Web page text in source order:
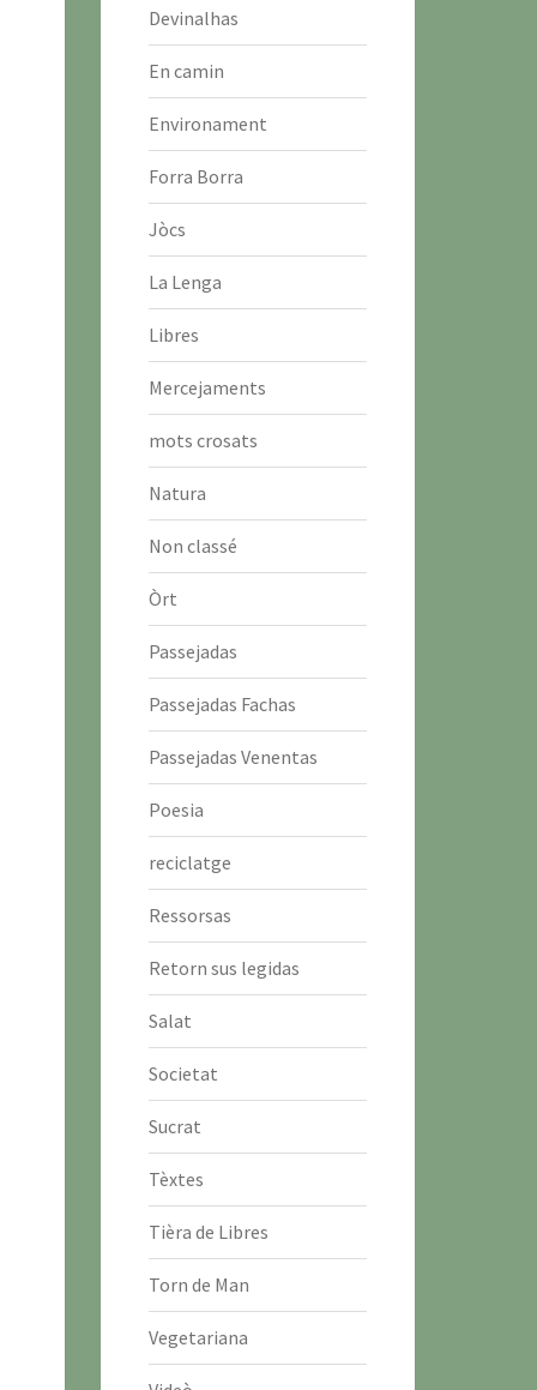
Devinalhas
En camin
Environament
Forra Borra
Jòcs
La Lenga
Libres
Mercejaments
mots crosats
Natura
Non classé
Òrt
Passejadas
Passejadas Fachas
Passejadas Venentas
Poesia
reciclatge
Ressorsas
Retorn sus legidas
Salat
Societat
Sucrat
Tèxtes
Tièra de Libres
Torn de Man
Vegetariana